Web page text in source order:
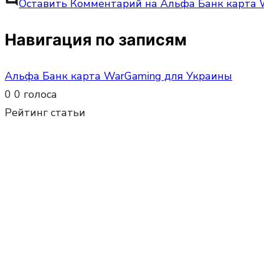
Оставить Комментарий на Альфа Банк карта
Навигация по записям
Альфа Банк карта WarGaming для Украины
0 0 голоса
Рейтинг статьи